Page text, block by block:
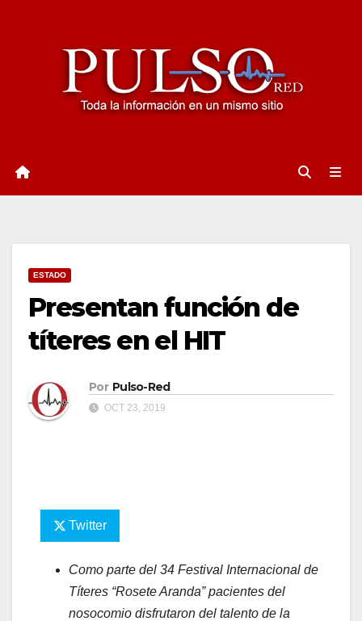
ESTADO
Presentan función de
títeres en el HIT
Por Pulso-Red
OCT 23, 2019
Twitter
Como parte del 34 Festival Internacional de
Títeres “Rosete Aranda” pacientes del
nosocomio disfrutaron del talento de la